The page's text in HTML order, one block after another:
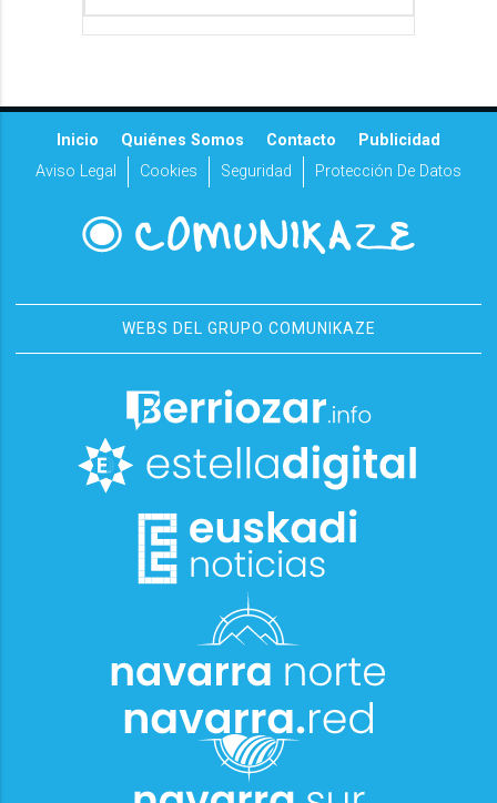
Inicio Quiénes Somos Contacto
Publicidad
Aviso Legal
Cookies Seguridad Protección De Datos
WEBS DEL GRUPO COMUNIKAZE